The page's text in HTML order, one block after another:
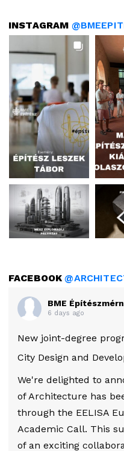
INSTAGRAM
FACEBOOK
BME
6 days ago
New joint-degree
City Design and
We're delighted to
of Architecture has
through the EELISA
Academic Call. This
of an exciting